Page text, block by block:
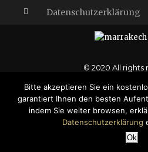
Datenschutzerklärung
© 2020 All rights
JETZT BUCHEN
Bitte akzeptieren Sie ein
garantiert Ihnen den besten
indem Sie weiter browsen,
Datenschutzerklärung
Ok